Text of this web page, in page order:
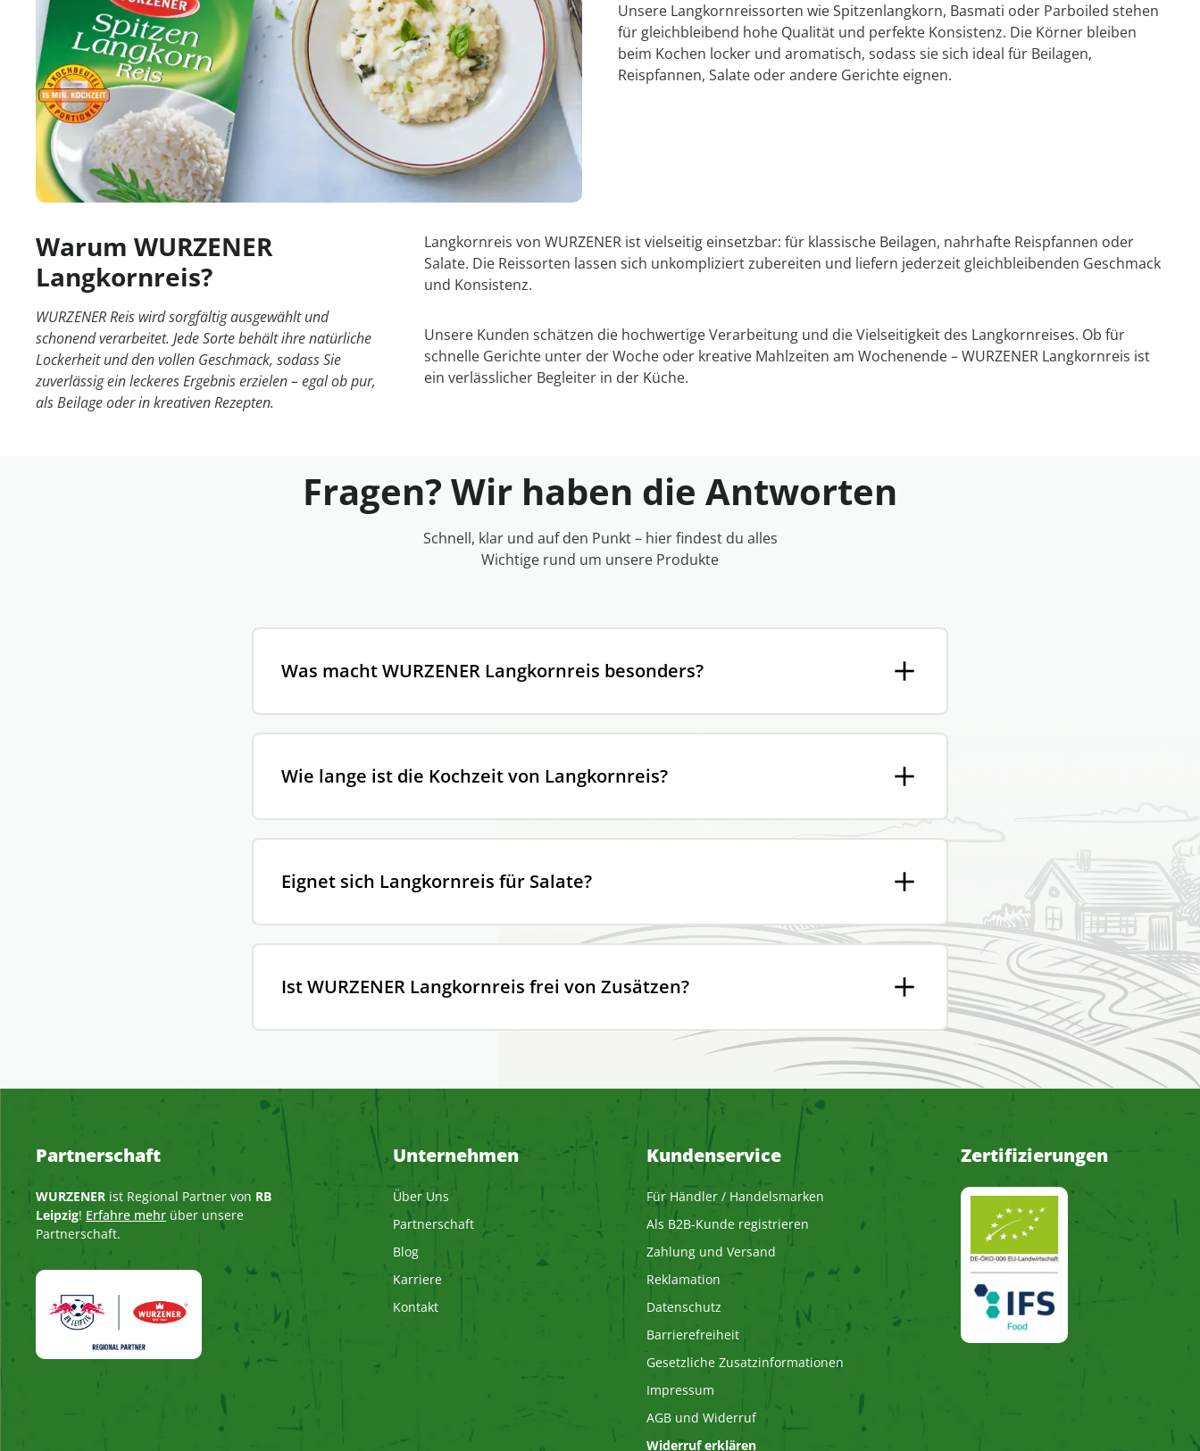
Unsere Langkornreissorten wie Spitzenlangkorn, Basmati oder Parboiled stehen
für gleichbleibend hohe Qualität und perfekte Konsistenz. Die Körner bleiben
beim Kochen locker und aromatisch, sodass sie sich ideal für Beilagen,
Reispfannen, Salate oder andere Gerichte eignen.
Warum WURZENER
Langkornreis?
WURZENER Reis wird sorgfältig ausgewählt und
schonend verarbeitet. Jede Sorte behält ihre natürliche
Lockerheit und den vollen Geschmack, sodass Sie
zuverlässig ein leckeres Ergebnis erzielen – egal ob pur,
als Beilage oder in kreativen Rezepten.
Langkornreis von WURZENER ist vielseitig einsetzbar: für klassische Beilagen, nahrhafte Reispfannen oder
Salate. Die Reissorten lassen sich unkompliziert zubereiten und liefern jederzeit gleichbleibenden Geschmack
und Konsistenz.
Unsere Kunden schätzen die hochwertige Verarbeitung und die Vielseitigkeit des Langkornreises. Ob für
schnelle Gerichte unter der Woche oder kreative Mahlzeiten am Wochenende – WURZENER Langkornreis ist
ein verlässlicher Begleiter in der Küche.
Fragen? Wir haben die Antworten
Schnell, klar und auf den Punkt – hier findest du alles
Wichtige rund um unsere Produkte
Was macht WURZENER Langkornreis besonders?
Wie lange ist die Kochzeit von Langkornreis?
Eignet sich Langkornreis für Salate?
Ist WURZENER Langkornreis frei von Zusätzen?
Partnerschaft
WURZENER ist Regional Partner von RB
Leipzig! Erfahre mehr über unsere
Partnerschaft.
Unternehmen
Über Uns
Partnerschaft
Blog
Karriere
Kontakt
Kundenservice
Für Händler / Handelsmarken
Als B2B-Kunde registrieren
Zahlung und Versand
Reklamation
Datenschutz
Barrierefreiheit
Gesetzliche Zusatzinformationen
Impressum
AGB und Widerruf
Widerruf erklären
Zertifizierungen